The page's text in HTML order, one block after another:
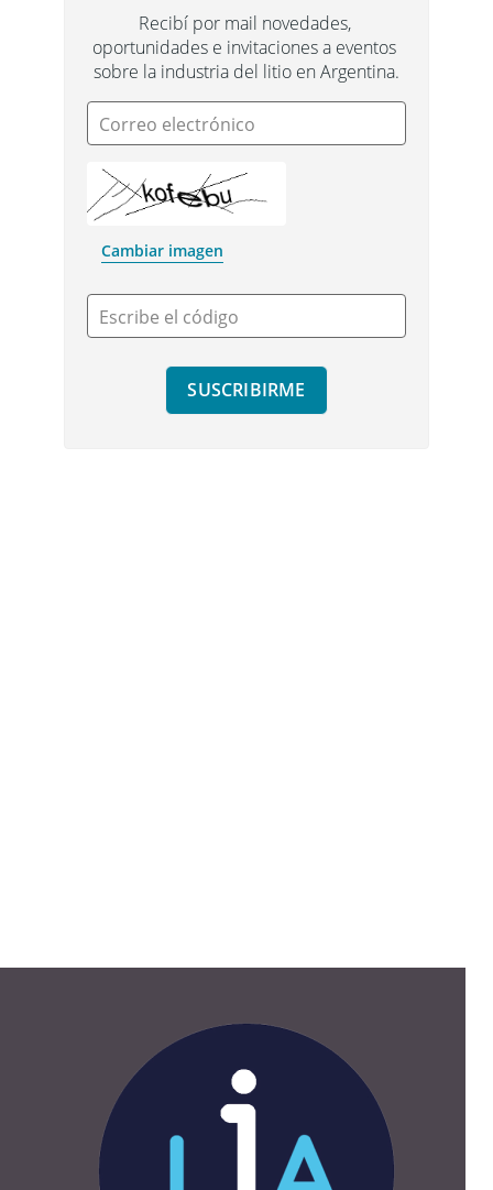
Recibí por mail novedades,
oportunidades e invitaciones a eventos
sobre la industria del litio en Argentina.
Correo electrónico
Cambiar imagen
Escribe el código